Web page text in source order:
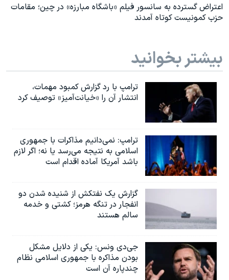
اعتراض گسترده به سانسور فیلم «باشگاه مبارزه» در چین؛ مقامات
حزب کمونیست کوتاه آمدند
بیشتر بخوانید
ترامپ با رد گزارش کمبود مهمات،
انتشار آن را «خیانت‌آمیز» توصیف کرد
ترامپ: نمی‌دانیم مذاکرات با جمهوری
اسلامی به نتیجه می‌رسد یا نه؛ اگر لازم
باشد آمریکا آماده اقدام است
گزارش یک نفتکش از شنیده شدن دو
انفجار در تنگه هرمز؛ کشتی و خدمه
سالم هستند
جی‌دی ونس: یکی از دلایل مشکل
بودن مذاکره با جمهوری اسلامی نظام
چندپاره آن است